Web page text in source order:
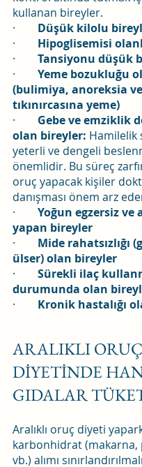
kullanan bireyler.
· Düşük kilolu
· Hipoglisemisi
· Tansiyonu düşük
· Yeme bozukluğu
(bulimiya, anoreksia ve
tıkınırcasına yeme)
· Gebe ve emziklik
olan bireyler: Hamilelik
yeterli ve dengeli
önemlidir. Bu süreç
oruç yapacak kişiler
danışması önem arz
· Yoğun egzersiz ve
yapan bireyler
· Mide rahatsızlığı
ülser) olan bireyler
· Sürekli ilaç
durumunda olan
· Kronik hastalığı
ARALIKLI ORUÇ
DİYETİNDE
GIDALAR
Aralıklı oruç diyeti
karbonhidrat (makarna,
vb.) alımı